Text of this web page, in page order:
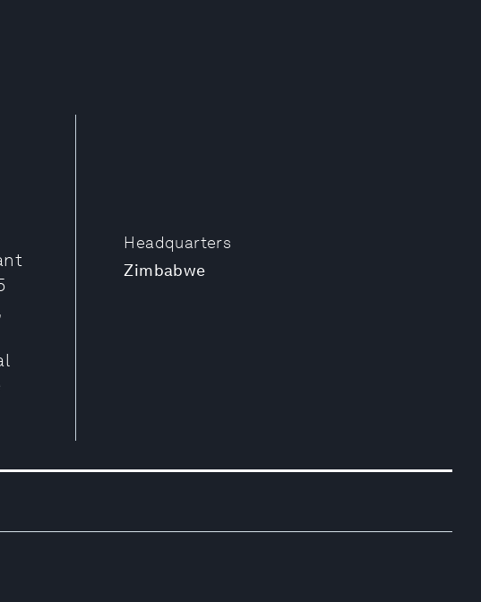
Headquarters
Zimbabwe